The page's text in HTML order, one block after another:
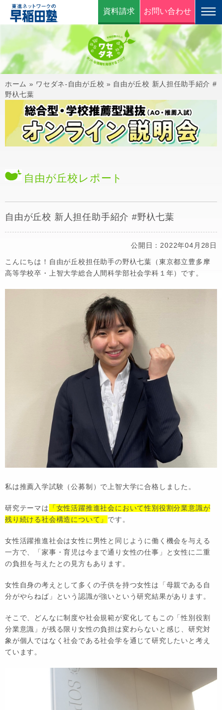
資料請求 お問い合わせ
ホーム » ワセダネ-自由が丘校 » 自由が丘校 新人担任助手紹介 #
野杁七葉
自由が丘校 レポート
自由が丘校 新人担任助手紹介 #野杁七葉
公開日：2022年04月28日
こんにちは！自由が丘校担任助手の野杁七葉（東京都立豊多摩
高等学校卒・上智大学総合人間科学部社会学科１年）です。
私は推薦入学試験（公募制）で上智大学に合格しました。
研究テーマは
「女性活躍推進社会において性別役割分業意識が
残り続ける社会構造について」 です。
女性活躍推進社会は女性に男性と同じように働く機会を与える
一方で、「家事・育児は今まで通り女性の仕事」と女性に二重
の負担を与えたとの見方もあります。
女性自身の考えとして多くの子供を持つ女性は「母親である自
分がやらねば」という認識が強いという研究結果があります。
そこで、どんなに制度や社会規範が変化してもこの「性別役割
分業意識」が残る限り女性の負担は変わらないと感じ、研究対
象が個人ではなく社会である社会学を通じて研究したいと考え
ています。